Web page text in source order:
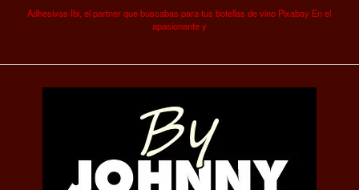
Adhesivas Ibi, el partner que buscabas para tus botellas de vino Pixabay En el
apasionante y